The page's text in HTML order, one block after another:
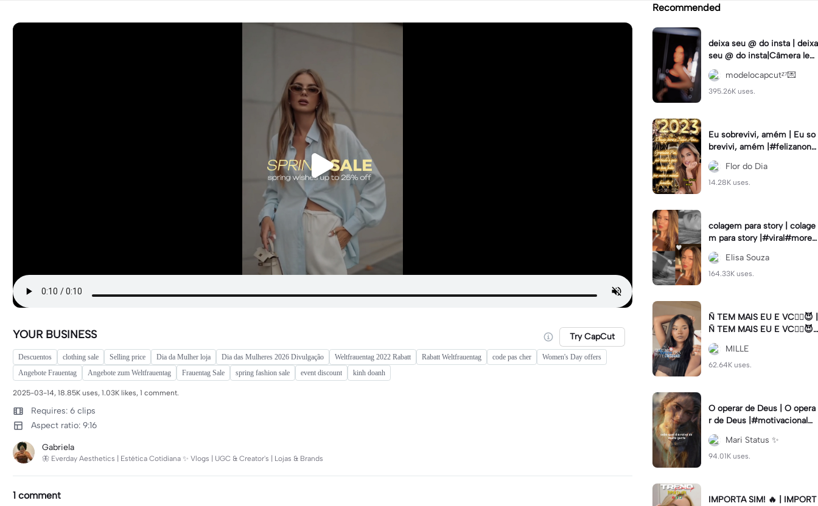
YOUR BUSINESS Try CapCut
Descuentos clothing sale Selling price Dia da Mulher loja Dia das Mulheres 2026 Divulgação Weltfrauentag 2022 Rabatt Rabatt Weltfrauentag code pas cher
Women's Day offers
Angebote Frauentag
Angebote zum Weltfrauentag Frauentag Sale spring fashion sale event discount kinh doanh
2025-03-14, 18.85K uses, 1.03K likes, 1 comment.
Requires: 6 clips
Aspect ratio: 9:16
Gabriela
🦋 Everday Aesthetics | Estética Cotidiana ✨ Vlogs | UGC & Creator's | Lojas & Brands
1 comment
Recommended
deixa seu @ do insta | deixa
seu @ do insta|Câmera lent
a #fyp #viral #trend #fyp
ツ⁠
modelocapcutᶻ⁷💌
395.26K uses.
Eu sobrevivi, amém | Eu so
brevivi, amém |#felizanono
#feliz2023
Flor do Dia
14.28K uses.
colagem para story | colage
m para story |#viral#moren
a#instastory#colagemdefo
tos#instaElisa Souza
164.33K uses.
Ñ TEM MAIS EU E VC😮‍💨😈 |
Ñ TEM MAIS EU E VC😮‍💨😈|
#naotemmaiseuevc #letras
dinamica #slow
MILLE
62.64K uses.
O operar de Deus | O opera
r de Deus |#motivacional#
deus#cristao#fe#viral
Mari Status ✨️
94.01K uses.
IMPORTA SIM! 🔥 | IMPORT